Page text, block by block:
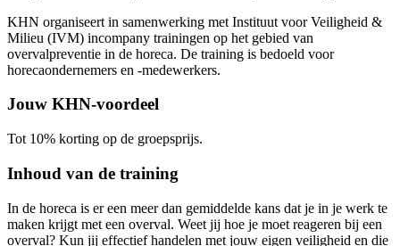
KHN organiseert in samenwerking met Instituut voor Veiligheid &
Milieu (IVM) incompany trainingen op het gebied van
overvalpreventie in de horeca. De training is bedoeld voor
horecaondernemers en -medewerkers.
Jouw KHN-voordeel
Tot 10% korting op de groepsprijs.
Inhoud van de training
In de horeca is er een meer dan gemiddelde kans dat je in je werk te
maken krijgt met een overval. Weet jij hoe je moet reageren bij een
overval? Kun jij effectief handelen met jouw eigen veiligheid en die